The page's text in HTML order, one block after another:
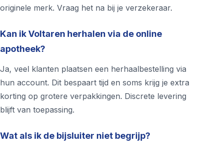
originele merk. Vraag het na bij je verzekeraar.
Kan ik Voltaren herhalen via de online
apotheek?
Ja, veel klanten plaatsen een herhaalbestelling via
hun account. Dit bespaart tijd en soms krijg je extra
korting op grotere verpakkingen. Discrete levering
blijft van toepassing.
Wat als ik de bijsluiter niet begrijp?